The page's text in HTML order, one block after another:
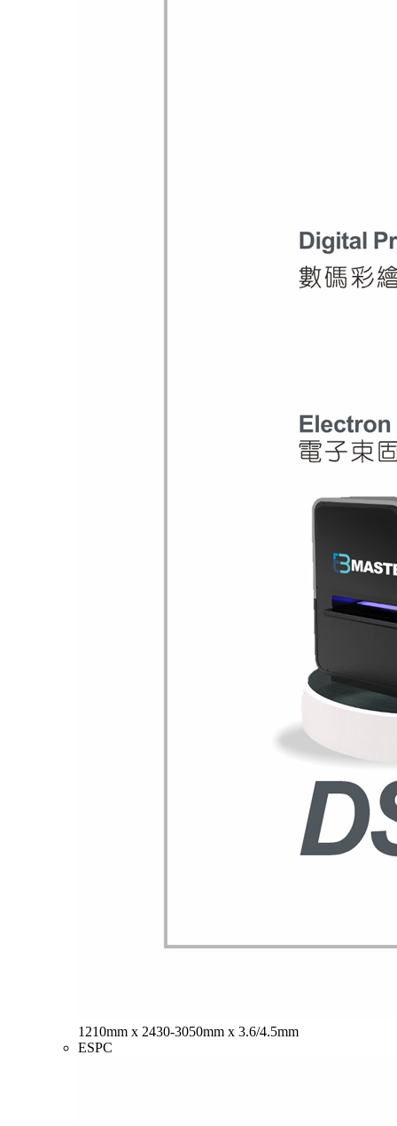
1210mm x 2430-3050mm x 3.6/4.5mm
ESPC